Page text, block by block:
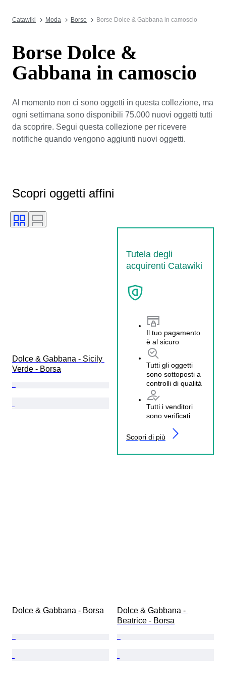
Catawiki Moda Borse Borse Dolce & Gabbana in camoscio
Borse Dolce &
Gabbana in camoscio
Al momento non ci sono oggetti in questa collezione, ma
ogni settimana sono disponibili 75.000 nuovi oggetti tutti
da scoprire. Segui questa collezione per ricevere
notifiche quando vengono aggiunti nuovi oggetti.
Scopri oggetti affini
Tutela degli
acquirenti Catawiki
Il tuo pagamento
è al sicuro
Tutti gli oggetti
sono sottoposti a
controlli di qualità
Tutti i venditori
sono verificati
Scopri di più
Dolce & Gabbana - Sicily
Verde - Borsa
Dolce & Gabbana - Borsa
Dolce & Gabbana -
Beatrice - Borsa